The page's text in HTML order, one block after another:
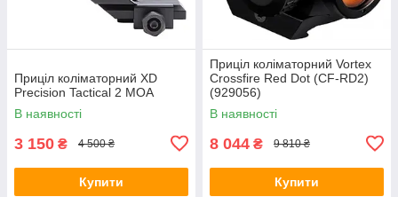
Приціл коліматорний XD
Precision Tactical 2 МОА
В наявності
3 150 ₴ 4 500 ₴
Купити
Приціл коліматорний Vortex
Crossfire Red Dot (CF-RD2)
(929056)
В наявності
8 044 ₴ 9 810 ₴
Купити